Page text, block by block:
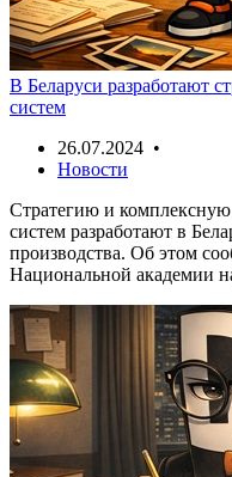
В Беларуси разработают
систем
26.07.2024 •
Новости
Стратегию и
систем разработают в
производства. Об этом
Национальной академии